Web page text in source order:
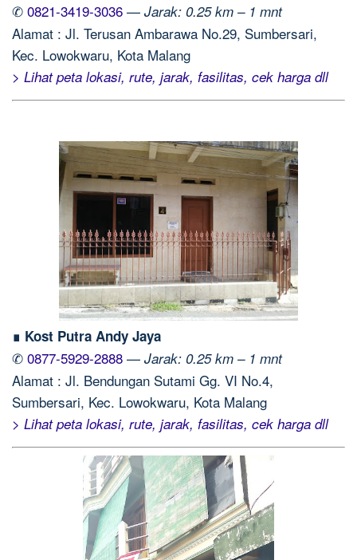
✆ 0821-3419-3036 — Jarak: 0.25 km – 1 mnt
Alamat : Jl. Terusan Ambarawa No.29, Sumbersari,
Kec. Lowokwaru, Kota Malang
> Lihat peta lokasi, rute, jarak, fasilitas, cek harga dll
∎ Kost Putra Andy Jaya
✆ 0877-5929-2888 — Jarak: 0.25 km – 1 mnt
Alamat : Jl. Bendungan Sutami Gg. VI No.4,
Sumbersari, Kec. Lowokwaru, Kota Malang
> Lihat peta lokasi, rute, jarak, fasilitas, cek harga dll